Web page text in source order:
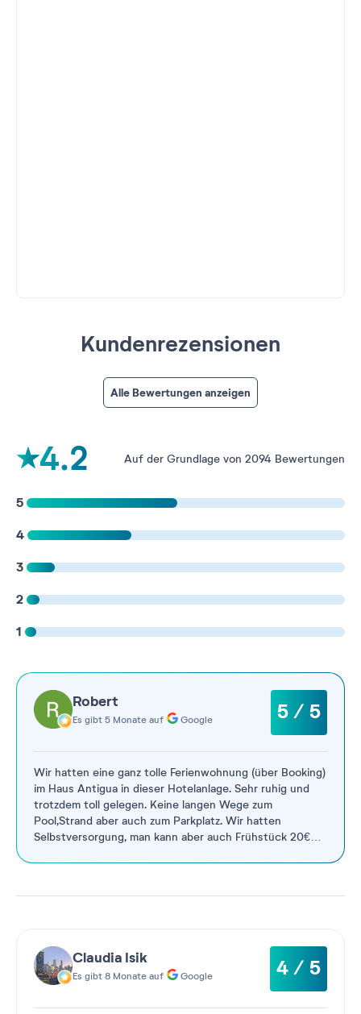
Kundenrezensionen
4.2 Auf der Grundlage von 2094 Bewertungen
5
4
3
2
1
Robert
Es gibt 5 Monate auf Google 5 / 5
Wir hatten eine ganz tolle Ferienwohnung (über Booking)
im Haus Antigua in dieser Hotelanlage. Sehr ruhig und
trotzdem toll gelegen. Keine langen Wege zum
Pool,Strand aber auch zum Parkplatz. Wir hatten
Selbstversorgung, man kann aber auch Frühstück 20€
Claudia Isik
Es gibt 8 Monate auf Google 4 / 5
Alle Bewertungen anzeigen